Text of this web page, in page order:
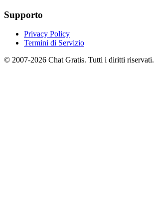
Supporto
Privacy Policy
Termini di Servizio
© 2007-2026 Chat Gratis. Tutti i diritti riservati.